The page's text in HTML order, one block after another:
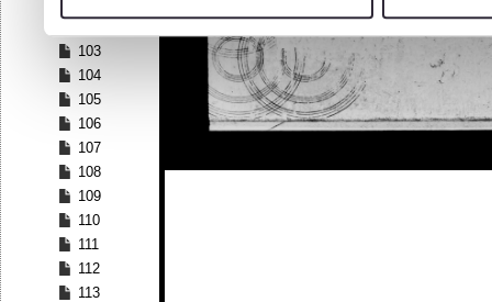
103
104
105
106
107
108
109
110
111
112
113